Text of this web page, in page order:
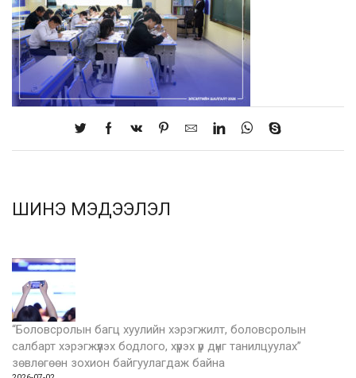
ШИНЭ МЭДЭЭЛЭЛ
“Боловсролын багц хуулийн хэрэгжилт, боловсролын
салбарт хэрэгжүүлэх бодлого, хүрэх үр дүнг танилцуулах”
зөвлөгөөн зохион байгуулагдаж байна